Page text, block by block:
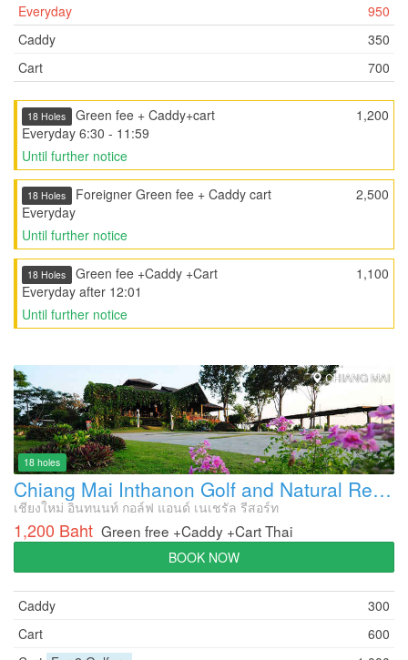
Everyday
950
Caddy
350
Cart
700
1,200
18 Holes Green fee + Caddy+cart
Everyday 6:30 - 11:59
Until further notice
2,500
18 Holes Foreigner Green fee + Caddy cart
Everyday
Until further notice
1,100
18 Holes Green fee +Caddy +Cart
Everyday after 12:01
Until further notice
CHIANG MAI
18 holes
Chiang Mai Inthanon Golf and Natural Resort
เชียงใหม่ อินทนนท์ กอล์ฟ แอนด์ เนเชรัล รีสอร์ท
1,200 Baht Green free +Caddy +Cart Thai
BOOK NOW
Caddy
300
Cart
600